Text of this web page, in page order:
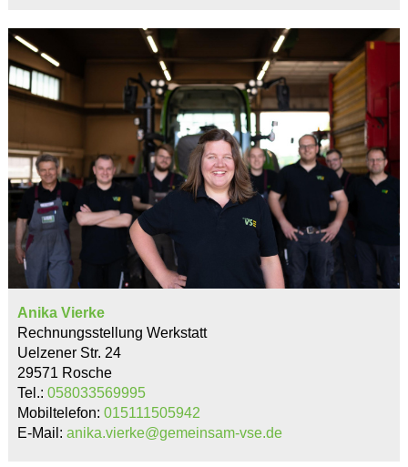
Anika Vierke
Rechnungsstellung Werkstatt
Uelzener Str. 24
29571 Rosche
Tel.: 058033569995
Mobiltelefon: 015111505942
E-Mail: anika.vierke@gemeinsam-vse.de